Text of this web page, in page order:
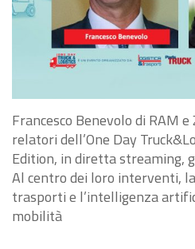
Francesco Benevolo di RAM
relatori dell’One Day
Edition, in diretta streaming,
Al centro dei loro interventi,
trasporti e l’intelligenza
mobilità